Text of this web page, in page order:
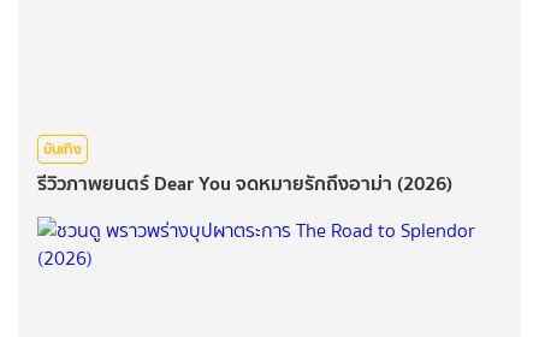
บันเทิง
รีวิวภาพยนตร์ Dear You จดหมายรักถึงอาม่า (2026)